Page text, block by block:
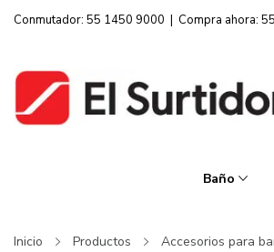
Conmutador: 55 1450 9000 | Compra ahora:
Baño
Inicio Productos Accesorios para